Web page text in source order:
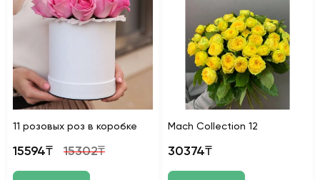
11 розовых роз в коробке
15594₸ 15302₸
Mach Collection 12
30374₸